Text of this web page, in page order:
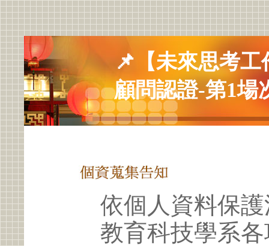
📌【未來思考
顧問認證-第1場
依個人資料保
教育科技學系